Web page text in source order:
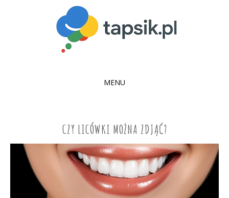
MENU
CZY LICÓWKI MOŻNA ZDJĄĆ?